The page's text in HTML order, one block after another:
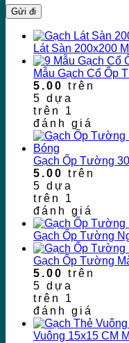
Lát Sàn 200x200
Mẫu Gạch Cổ Ốp
5.00 trên
5 dựa
trên 1
đánh giá
Gạch Ốp Tường
5.00 trên
5 dựa
trên 1
đánh giá
Gạch Ốp Tường
Gạch Ốp Tường
5.00 trên
5 dựa
trên 1
đánh giá
Vuông 15x15 CM